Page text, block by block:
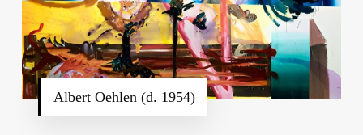
Albert Oehlen (d. 1954)